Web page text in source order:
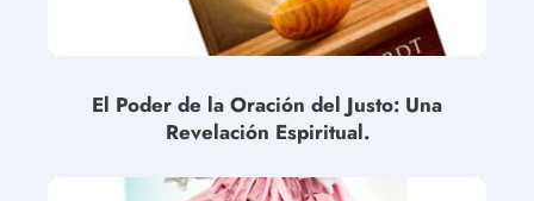
El Poder de la Oración del Justo: Una
Revelación Espiritual.